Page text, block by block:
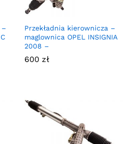
–
Przekładnia kierownicza –
maglownica OPEL INSIGNIA
2008 –
600 zł